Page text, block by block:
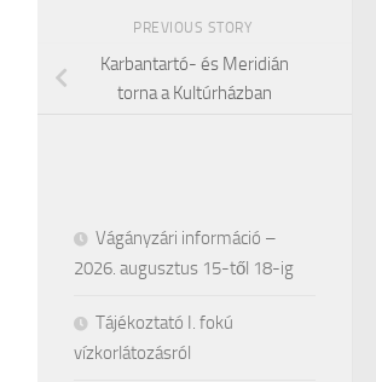
PREVIOUS STORY
Karbantartó- és Meridián
torna a Kultúrházban
Vágányzári információ –
2026. augusztus 15-től 18-ig
Tájékoztató I. fokú
vízkorlátozásról